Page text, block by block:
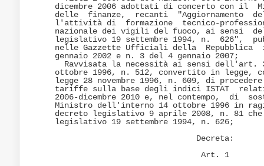
dicembre 2006 adottati di concerto con il
delle  finanze,  recanti  "Aggiornamento
l'attività di  formazione  tecnico-
nazionale dei vigili del fuoco, ai sensi
legislativo 19 settembre 1994, n.  626",
nelle Gazzette Ufficiali della
gennaio 2002 e n. 3 del 4 gennaio 2007;
Ravvisata la necessità ai sensi dell'art.
ottobre 1996, n. 512, convertito in legge,
legge 28 novembre 1996, n. 609, di
tariffe sulla base degli indici ISTAT
2006-dicembre 2010 e, nel contempo,  di
Ministro dell'interno 14 ottobre 1996 in
decreto legislativo 9 aprile 2008, n. 81
legislativo 19 settembre 1994, n. 626;
                              Decreta:
                               Art. 1